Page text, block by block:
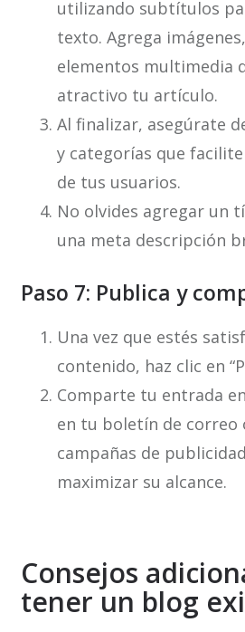
utilizando subtítulos
texto. Agrega
elementos multimedia
atractivo tu artículo.
Al finalizar, asegúrate
y categorías que
de tus usuarios.
No olvides agregar un
una meta descripción
Paso 7: Publica y
Una vez que estés
contenido, haz clic en
Comparte tu entrada
en tu boletín de correo
campañas de
maximizar su alcance.
Consejos
tener un blog